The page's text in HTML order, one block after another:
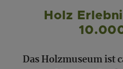
Holz
Das Holzmuseum ist